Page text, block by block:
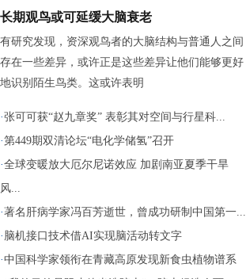
长期观鸟或可延缓大脑衰老
有研究发现，资深观鸟者的大脑结构与普通人之间
存在一些差异，或许正是这些差异让他们能够更好
地识别陌生鸟类。这或许表明
·张可可获“赵九章奖” 表彰其对空间与行星科...
·第449期双清论坛“电化学储氢”召开
·全球变暖放大厄尔尼诺效应 加剧南亚夏季干旱
风...
·著名肝病学家冯百芳逝世，曾成功研制中国第一...
· 脑机接口技术借AI实现脑活动转文字
·中国科学家领衔在青藏高原发现新食虫植物谱系